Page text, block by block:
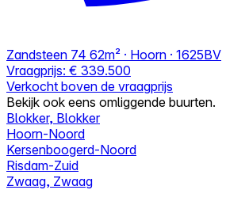
Zandsteen 74 62m² · Hoorn · 1625BV
Vraagprijs: € 339.500
Verkocht boven de vraagprijs
Bekijk ook eens omliggende buurten.
Blokker, Blokker
Hoorn-Noord
Kersenboogerd-Noord
Risdam-Zuid
Zwaag, Zwaag